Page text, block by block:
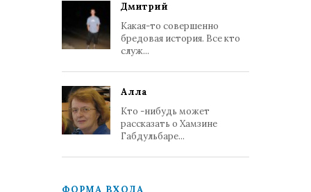
Дмитрий
Какая-то совершенно
бредовая история. Все кто
служ...
Алла
Кто -нибудь может
рассказать о Хамзине
Габдульбаре...
ФОРМА ВХОДА